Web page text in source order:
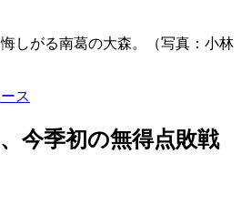
ス
今季初の無得点敗戦